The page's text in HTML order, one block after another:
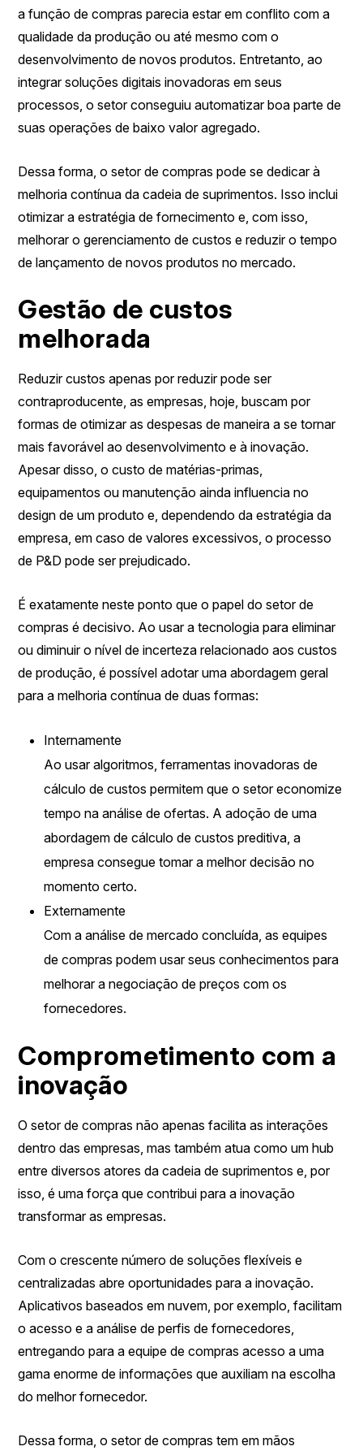
a função de compras parecia estar em conflito com a
qualidade da produção ou até mesmo com o
desenvolvimento de novos produtos. Entretanto, ao
integrar soluções digitais inovadoras em seus
processos, o setor conseguiu automatizar boa parte de
suas operações de baixo valor agregado.
Dessa forma, o setor de compras pode se dedicar à
melhoria contínua da cadeia de suprimentos. Isso inclui
otimizar a estratégia de fornecimento e, com isso,
melhorar o gerenciamento de custos e reduzir o tempo
de lançamento de novos produtos no mercado.
Gestão de custos
melhorada
Reduzir custos apenas por reduzir pode ser
contraproducente, as empresas, hoje, buscam por
formas de otimizar as despesas de maneira a se tornar
mais favorável ao desenvolvimento e à inovação.
Apesar disso, o custo de matérias-primas,
equipamentos ou manutenção ainda influencia no
design de um produto e, dependendo da estratégia da
empresa, em caso de valores excessivos, o processo
de P&D pode ser prejudicado.
É exatamente neste ponto que o papel do setor de
compras é decisivo. Ao usar a tecnologia para eliminar
ou diminuir o nível de incerteza relacionado aos custos
de produção, é possível adotar uma abordagem geral
para a melhoria contínua de duas formas:
Internamente
Ao usar algoritmos, ferramentas inovadoras de
cálculo de custos permitem que o setor economize
tempo na análise de ofertas. A adoção de uma
abordagem de cálculo de custos preditiva, a
empresa consegue tomar a melhor decisão no
momento certo.
Externamente
Com a análise de mercado concluída, as equipes
de compras podem usar seus conhecimentos para
melhorar a negociação de preços com os
fornecedores.
Comprometimento com a
inovação
O setor de compras não apenas facilita as interações
dentro das empresas, mas também atua como um hub
entre diversos atores da cadeia de suprimentos e, por
isso, é uma força que contribui para a inovação
transformar as empresas.
Com o crescente número de soluções flexíveis e
centralizadas abre oportunidades para a inovação.
Aplicativos baseados em nuvem, por exemplo, facilitam
o acesso e a análise de perfis de fornecedores,
entregando para a equipe de compras acesso a uma
gama enorme de informações que auxiliam na escolha
do melhor fornecedor.
Dessa forma, o setor de compras tem em mãos